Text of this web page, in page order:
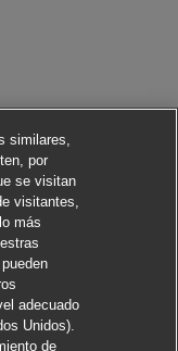
similares,
por
se visitan
visitantes,
más
adecuado
Unidos).
de